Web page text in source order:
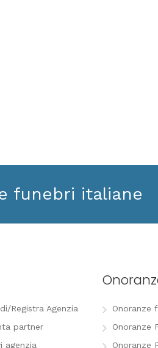
funebri italiane
Registra Agenzia
partner
agenzia
Onoranze
Onoranze
Onoranze